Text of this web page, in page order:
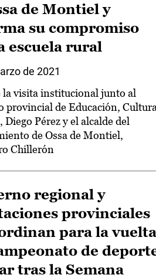
de Montiel y
su compromiso
escuela rural
de 2021
la visita institucional junto al
provincial de Educación,
Diego Pérez y el alcalde del
de Ossa de Montiel,
Chillerón
regional y
provinciales
para la vuelta
de
tras la Semana